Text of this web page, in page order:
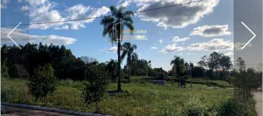
Imóveis favoritos
Contato